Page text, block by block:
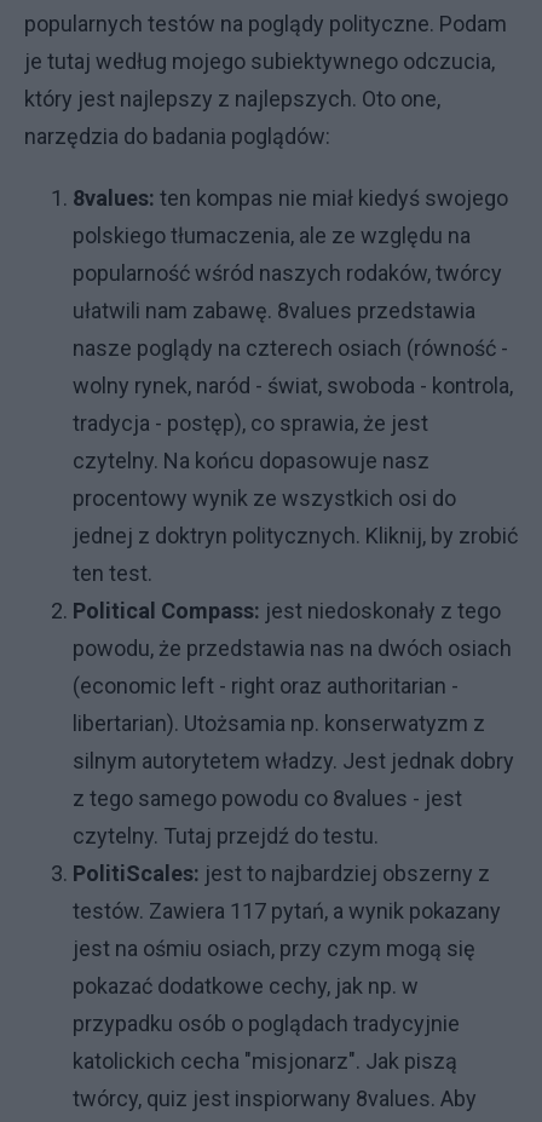
popularnych testów na poglądy polityczne. Podam
je tutaj według mojego subiektywnego odczucia,
który jest najlepszy z najlepszych. Oto one,
narzędzia do badania poglądów:
8values: ten kompas nie miał kiedyś swojego
polskiego tłumaczenia, ale ze względu na
popularność wśród naszych rodaków, twórcy
ułatwili nam zabawę. 8values przedstawia
nasze poglądy na czterech osiach (równość -
wolny rynek, naród - świat, swoboda - kontrola,
tradycja - postęp), co sprawia, że jest
czytelny. Na końcu dopasowuje nasz
procentowy wynik ze wszystkich osi do
jednej z doktryn politycznych. Kliknij, by zrobić
ten test.
Political Compass: jest niedoskonały z tego
powodu, że przedstawia nas na dwóch osiach
(economic left - right oraz authoritarian -
libertarian). Utożsamia np. konserwatyzm z
silnym autorytetem władzy. Jest jednak dobry
z tego samego powodu co 8values - jest
czytelny. Tutaj przejdź do testu.
PolitiScales: jest to najbardziej obszerny z
testów. Zawiera 117 pytań, a wynik pokazany
jest na ośmiu osiach, przy czym mogą się
pokazać dodatkowe cechy, jak np. w
przypadku osób o poglądach tradycyjnie
katolickich cecha "misjonarz". Jak piszą
twórcy, quiz jest inspiorwany 8values. Aby